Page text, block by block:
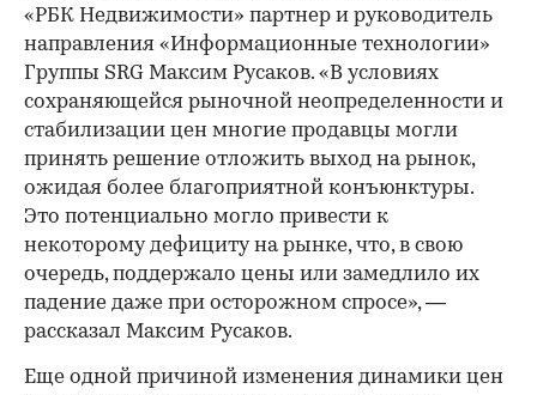
«РБК Недвижимости» партнер и руководитель
направления «Информационные технологии»
Группы SRG Максим Русаков. «В условиях
сохраняющейся рыночной неопределенности и
стабилизации цен многие продавцы могли
принять решение отложить выход на рынок,
ожидая более благоприятной конъюнктуры.
Это потенциально могло привести к
некоторому дефициту на рынке, что, в свою
очередь, поддержало цены или замедлило их
падение даже при осторожном спросе», —
рассказал Максим Русаков.
Еще одной причиной изменения динамики цен